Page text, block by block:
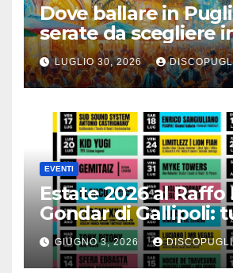
Dove ballare in
serate da scegliere
alla vacanza
LUGLIO 30, 2026
EVENTI
Estate 2026 al Raffo
Gondar di Gallipoli:
eventi da non
GIUGNO 3, 2026